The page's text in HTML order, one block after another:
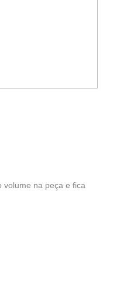
volume na peça e fica